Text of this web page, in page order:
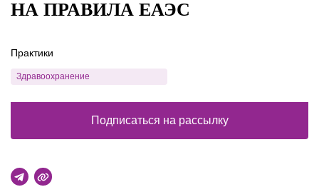
НА ПРАВИЛА ЕАЭС
Практики
Здравоохранение
Подписаться на рассылку